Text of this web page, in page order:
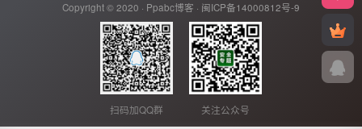
Copyright © 2020 · Ppabc博客 · 闽ICP备14000812号-9
扫码加QQ群 关注公众号